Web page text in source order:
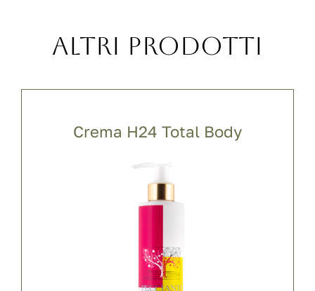
Altri prodotti
Crema H24 Total Body